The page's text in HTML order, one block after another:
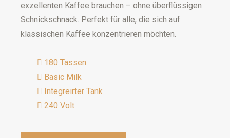
exzellenten Kaffee brauchen – ohne überflüssigen
Schnickschnack. Perfekt für alle, die sich auf
klassischen Kaffee konzentrieren möchten.
180 Tassen
Basic Milk
Integreirter Tank
240 Volt